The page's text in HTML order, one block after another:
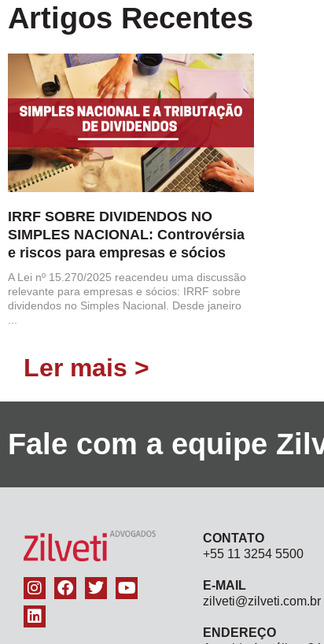
Artigos Recentes
IRRF SOBRE DIVIDENDOS NO
SIMPLES NACIONAL: Controvérsia
e riscos para empresas e sócios
A Lei nº 15.270/2025 reacendeu uma discussão
relevante para empresas e sócios: IRRF sobre
dividendos no Simples Nacional. Desde janeiro
Ler mais >
Fale com a equipe
CONTATO
+55 11 3254 5500
E-MAIL
zilveti@zilveti.com.br
ENDEREÇO